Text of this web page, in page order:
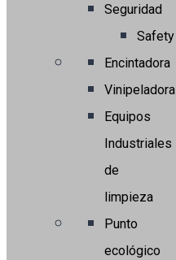
Seguridad
Safety
Encintadora
Vinipeladora
Equipos
Industriales
de
limpieza
Punto
ecológico